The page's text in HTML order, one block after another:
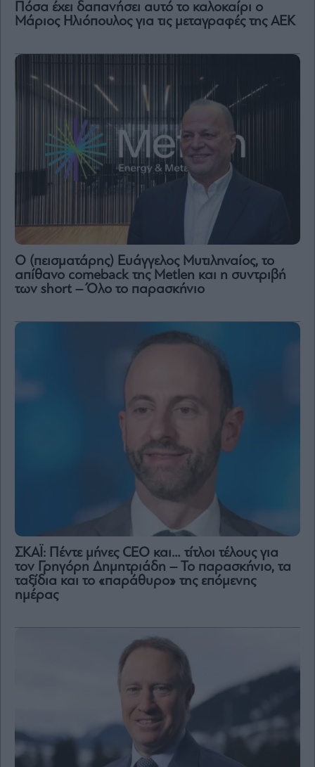
Πόσα έχει δαπανήσει αυτό το καλοκαίρι ο
Μάριος Ηλιόπουλος για τις μεταγραφές της ΑΕΚ
Ο (πεισματάρης) Ευάγγελος Μυτιληναίος, το
απίθανο comeback της Μetlen και η συντριβή
των short – Όλο το παρασκήνιο
ΣΚΑΪ: Πέντε μήνες CEO και… τίτλοι τέλους για
τον Γρηγόρη Δημητριάδη – Το παρασκήνιο, τα
ταξίδια και το «παράθυρο» της επόμενης
ημέρας